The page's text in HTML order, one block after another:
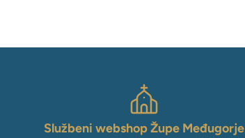
Službeni webshop Župe Međugorje